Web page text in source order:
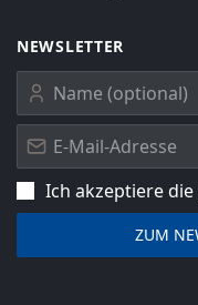
NEWSLETTER
Ich akzeptiere die